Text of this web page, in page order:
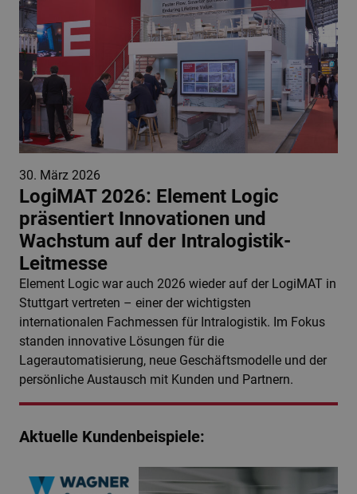
30. März 2026
LogiMAT 2026: Element Logic
präsentiert Innovationen und
Wachstum auf der Intralogistik-
Leitmesse
Element Logic war auch 2026 wieder auf der LogiMAT in
Stuttgart vertreten – einer der wichtigsten
internationalen Fachmessen für Intralogistik. Im Fokus
standen innovative Lösungen für die
Lagerautomatisierung, neue Geschäftsmodelle und der
persönliche Austausch mit Kunden und Partnern.
Aktuelle Kundenbeispiele: